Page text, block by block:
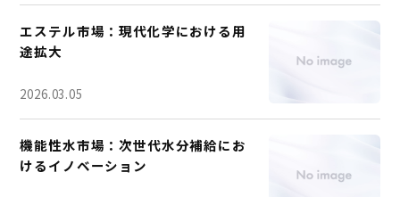
エステル市場：現代化学における用
途拡大
2026.03.05
機能性水市場：次世代水分補給にお
けるイノベーション